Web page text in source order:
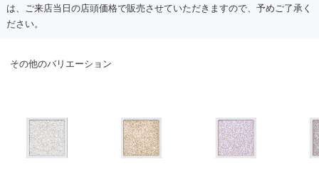
は、ご来店当日の店頭価格で販売させていただきますので、予めご了承く
ださい。
その他のバリエーション